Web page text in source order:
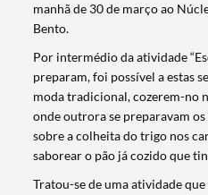
manhã de 30 de março ao
Bento.
Por intermédio da atividade
preparam, foi possível a estas
moda tradicional, cozerem-no
onde outrora se preparavam
sobre a colheita do trigo nos
saborear o pão já cozido que
Tratou-se de uma atividade